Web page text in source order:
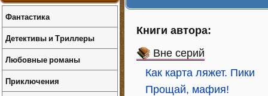
Книги автора:
Вне серий
Как карта ляжет. Пики
Прощай, мафия!
Фантастика
Детективы и Триллеры
Любовные романы
Приключения